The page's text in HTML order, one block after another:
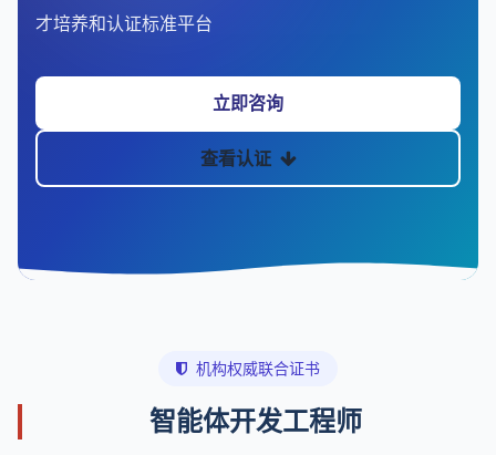
才培养和认证标准平台
立即咨询
查看认证
机构权威联合证书
智能体开发工程师